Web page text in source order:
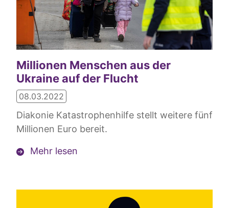
Millionen Menschen aus der
Ukraine auf der Flucht
08.03.2022
Diakonie Katastrophenhilfe stellt weitere fünf
Millionen Euro bereit.
Mehr lesen